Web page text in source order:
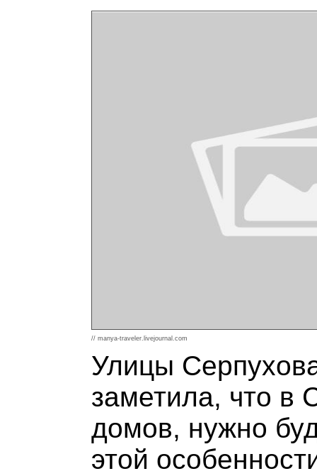
// manya-traveler.livejournal.com
Улицы
заметила, что в
домов, нужно
этой